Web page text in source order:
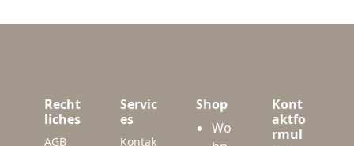
Recht
liches
AGB
Servic
es
Kontak
Shop
Wo
Kont
aktfo
rmul